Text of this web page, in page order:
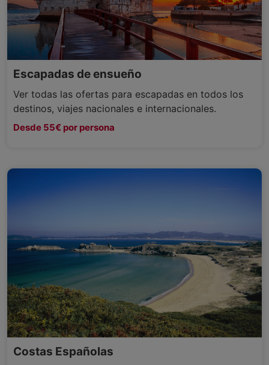
Escapadas de ensueño
Ver todas las ofertas para escapadas en todos los
destinos, viajes nacionales e internacionales.
Desde 55€ por persona
Costas Españolas